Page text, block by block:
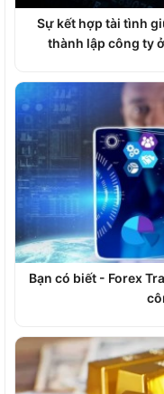
Sự kết hợp tài tình
thành lập công ty
Bạn có biết - Forex